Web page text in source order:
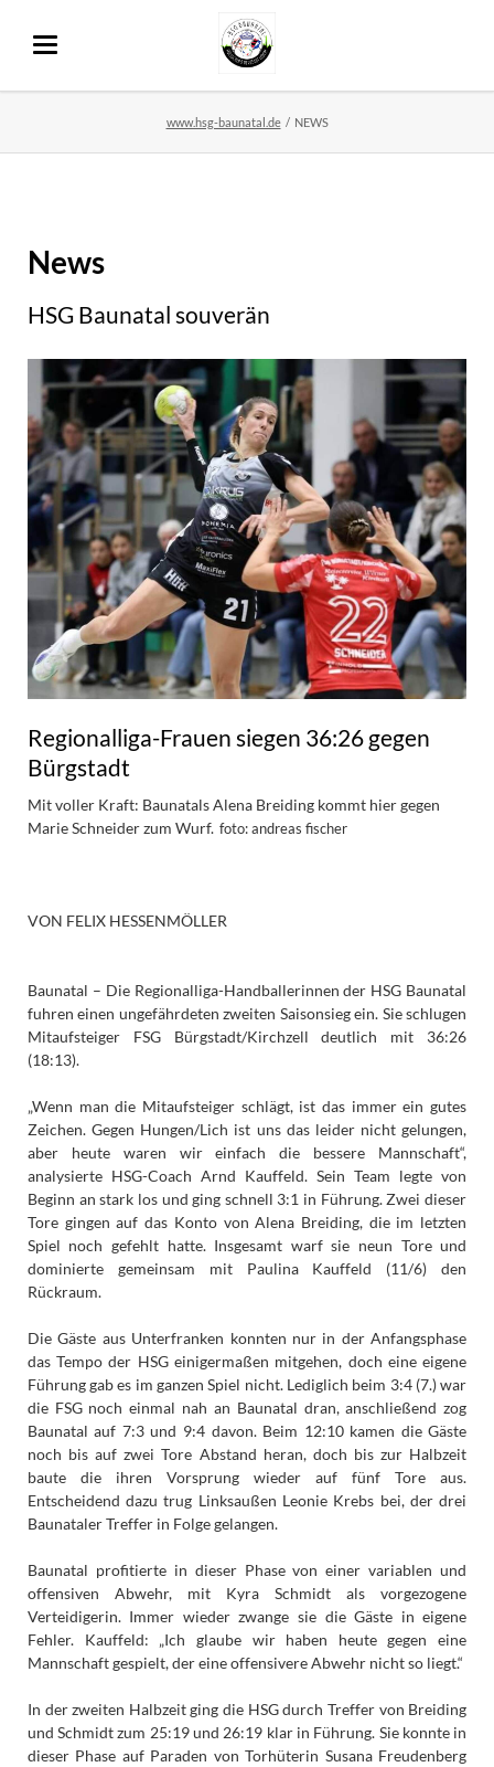
www.hsg-baunatal.de NEWS
News
HSG Baunatal souverän
Regionalliga-Frauen siegen 36:26 gegen
Bürgstadt
Mit voller Kraft: Baunatals Alena Breiding kommt hier gegen
Marie Schneider zum Wurf. foto: andreas fischer
VON FELIX HESSENMÖLLER
Baunatal – Die Regionalliga-Handballerinnen der HSG Baunatal
fuhren einen ungefährdeten zweiten Saisonsieg ein. Sie schlugen
Mitaufsteiger FSG Bürgstadt/Kirchzell deutlich mit 36:26
(18:13).
„Wenn man die Mitaufsteiger schlägt, ist das immer ein gutes
Zeichen. Gegen Hungen/Lich ist uns das leider nicht gelungen,
aber heute waren wir einfach die bessere Mannschaft“,
analysierte HSG-Coach Arnd Kauffeld. Sein Team legte von
Beginn an stark los und ging schnell 3:1 in Führung. Zwei dieser
Tore gingen auf das Konto von Alena Breiding, die im letzten
Spiel noch gefehlt hatte. Insgesamt warf sie neun Tore und
dominierte gemeinsam mit Paulina Kauffeld (11/6) den
Rückraum.
Die Gäste aus Unterfranken konnten nur in der Anfangsphase
das Tempo der HSG einigermaßen mitgehen, doch eine eigene
Führung gab es im ganzen Spiel nicht. Lediglich beim 3:4 (7.) war
die FSG noch einmal nah an Baunatal dran, anschließend zog
Baunatal auf 7:3 und 9:4 davon. Beim 12:10 kamen die Gäste
noch bis auf zwei Tore Abstand heran, doch bis zur Halbzeit
baute die ihren Vorsprung wieder auf fünf Tore aus.
Entscheidend dazu trug Linksaußen Leonie Krebs bei, der drei
Baunataler Treffer in Folge gelangen.
Baunatal profitierte in dieser Phase von einer variablen und
offensiven Abwehr, mit Kyra Schmidt als vorgezogene
Verteidigerin. Immer wieder zwange sie die Gäste in eigene
Fehler. Kauffeld: „Ich glaube wir haben heute gegen eine
Mannschaft gespielt, der eine offensivere Abwehr nicht so liegt.“
In der zweiten Halbzeit ging die HSG durch Treffer von Breiding
und Schmidt zum 25:19 und 26:19 klar in Führung. Sie konnte in
dieser Phase auf Paraden von Torhüterin Susana Freudenberg